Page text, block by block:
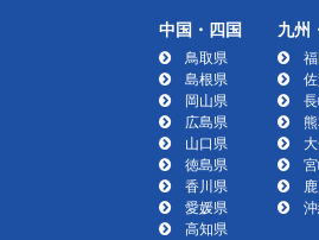
中国・四国
鳥取県
島根県
岡山県
広島県
山口県
徳島県
香川県
愛媛県
高知県
九州